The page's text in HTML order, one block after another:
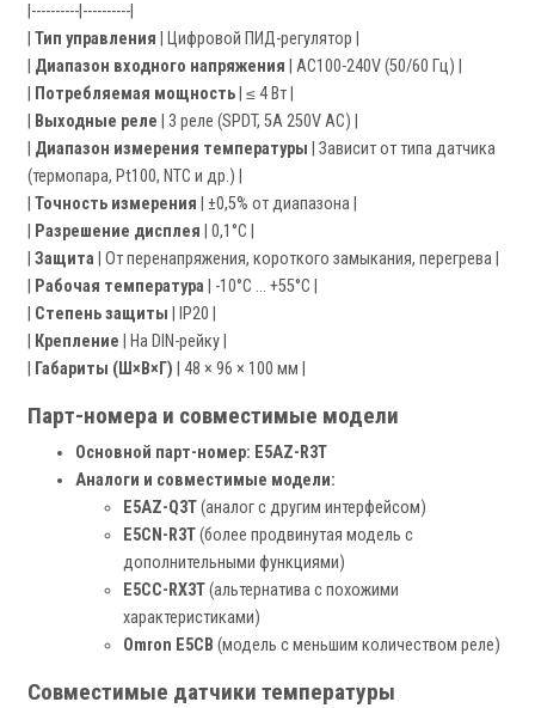
|----------|----------|
Тип управления | Цифровой ПИД-регулятор |
Диапазон входного напряжения | AC100-240V (50/60 Гц) |
Потребляемая мощность | ≤ 4 Вт |
Выходные реле | 3 реле (SPDT, 5A 250V AC) |
Диапазон измерения температуры | Зависит от типа датчика
(термопара, Pt100, NTC и др.) |
Точность измерения | ±0,5% от диапазона |
Разрешение дисплея | 0,1°C |
Защита | От перенапряжения, короткого замыкания, перегрева |
Рабочая температура | -10°C ... +55°C |
Степень защиты | IP20 |
Крепление | На DIN-рейку |
Габариты (Ш×В×Г) | 48 × 96 × 100 мм |
Парт-номера и совместимые модели
Основной парт-номер: E5AZ-R3T
Аналоги и совместимые модели:
E5AZ-Q3T(аналог с другим интерфейсом)
E5CN-R3T(более продвинутая модель с
дополнительными функциями)
E5CC-RX3T(альтернатива с похожими
характеристиками)
Omron E5CB (модель с меньшим количеством реле)
Совместимые датчики температуры